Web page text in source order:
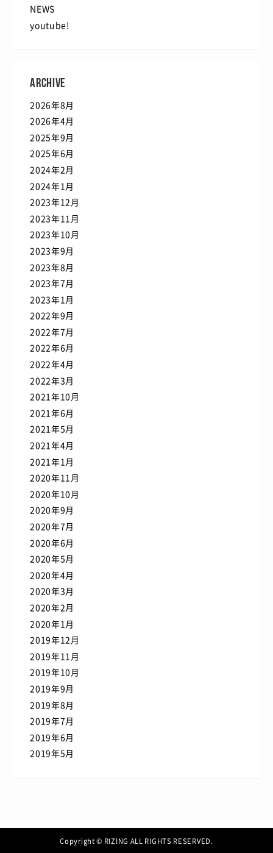
NEWS
youtube!
ARCHIVE
2026年8月
2026年4月
2025年9月
2025年6月
2024年2月
2024年1月
2023年12月
2023年11月
2023年10月
2023年9月
2023年8月
2023年7月
2023年1月
2022年9月
2022年7月
2022年6月
2022年4月
2022年3月
2021年10月
2021年6月
2021年5月
2021年4月
2021年1月
2020年11月
2020年10月
2020年9月
2020年7月
2020年6月
2020年5月
2020年4月
2020年3月
2020年2月
2020年1月
2019年12月
2019年11月
2019年10月
2019年9月
2019年8月
2019年7月
2019年6月
2019年5月
Copyright © RIZING ALL RIGHTS RESERVED.